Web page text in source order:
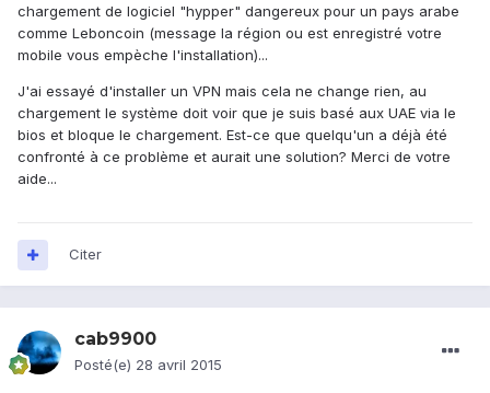
chargement de logiciel "hypper" dangereux pour un pays arabe
comme Leboncoin (message la région ou est enregistré votre
mobile vous empèche l'installation)...
J'ai essayé d'installer un VPN mais cela ne change rien, au
chargement le système doit voir que je suis basé aux UAE via le
bios et bloque le chargement. Est-ce que quelqu'un a déjà été
confronté à ce problème et aurait une solution? Merci de votre
aide...
Citer
cab9900
Posté(e) 28 avril 2015